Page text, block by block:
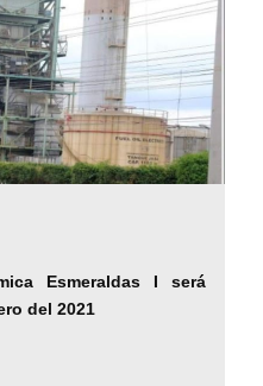
Esmeraldas I será
del 2021